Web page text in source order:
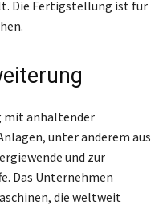
Die Fertigstellung ist für
mit anhaltender
unter anderem aus
und zur
Das Unternehmen
die weltweit